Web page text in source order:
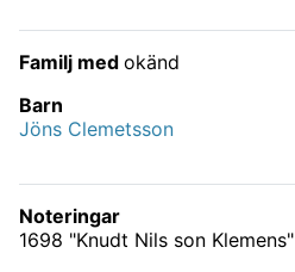
Familj med okänd
Barn
Jöns Clemetsson
Noteringar
1698 "Knudt Nils son Klemens"